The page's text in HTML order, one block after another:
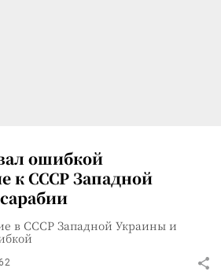
ошибкой
к СССР Западной
в СССР Западной Украины и